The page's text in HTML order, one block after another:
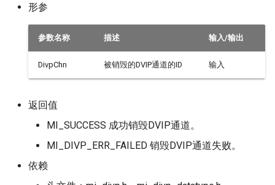
形参
参数名称 描述 输入/输出
DivpChn 被销毁的DVIP通道的ID 输入
返回值
MI_SUCCESS 成功销毁DVIP通道。
MI_DIVP_ERR_FAILED 销毁DVIP通道失败。
依赖